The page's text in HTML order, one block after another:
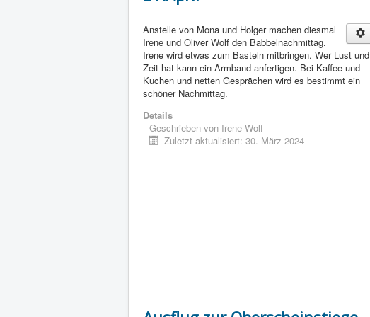
Anstelle von Mona und Holger machen diesmal
Irene und Oliver Wolf den Babbelnachmittag.
Irene wird etwas zum Basteln mitbringen. Wer Lust und
Zeit hat kann ein Armband anfertigen. Bei Kaffee und
Kuchen und netten Gesprächen wird es bestimmt ein
schöner Nachmittag.
Details
Geschrieben von Irene Wolf
Zuletzt aktualisiert: 30. März 2024